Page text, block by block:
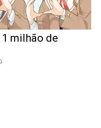
milhão de